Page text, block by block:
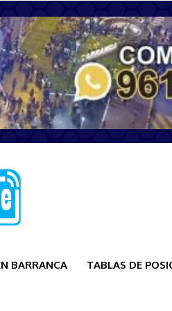
BARRANCA TABLAS DE